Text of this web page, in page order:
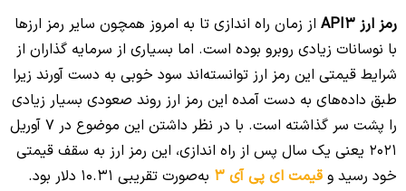
رمز ارز API3
از زمان راه‌ اندازی تا به امروز همچون سایر رمز ارزها
با نوسانات زیادی روبرو بوده است. اما بسیاری از سرمایه گذاران از
شرایط قیمتی این رمز ارز توانسته‌اند سود خوبی به دست آورند زیرا
طبق داده‌های به دست آمده این رمز ارز روند صعودی بسیار زیادی
را پشت سر گذاشته است. با در نظر داشتن این موضوع در 7 آوریل
2021 یعنی یک سال پس از راه اندازی، این رمز ارز به سقف قیمتی
خود رسید و قیمت ای پی آی 3
به‌صورت تقریبی 10.31 دلار بود.